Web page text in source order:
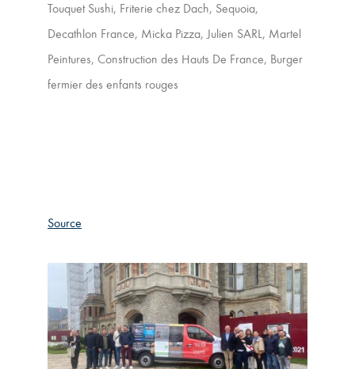
Touquet Sushi, Friterie chez Dach, Sequoia,
Decathlon France, Micka Pizza, Julien SARL, Martel
Peintures, Construction des Hauts De France, Burger
fermier des enfants rouges
Source